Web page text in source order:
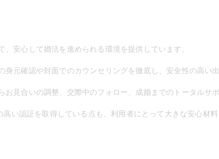
安心して婚活を進められる環境を提供しています。
元確認や対面でのカウンセリングを徹底し、安全性の高い
見合いの調整、交際中のフォロー、成婚までのトータルサポ
い認証を取得している点も、利用者にとって大きな安心材料